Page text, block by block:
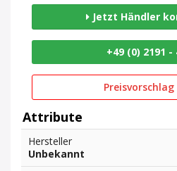
Jetzt Händler
+49 (0) 2191
Preisvorschlag
Attribute
Hersteller
Unbekannt